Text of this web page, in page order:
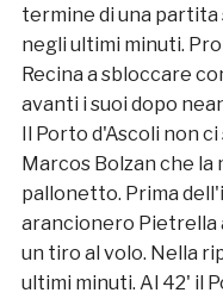
termine di una partita
negli ultimi minuti.
Recina a sbloccare
avanti i suoi dopo
Il Porto d'Ascoli non
Marcos Bolzan che
pallonetto. Prima
arancionero Pietrella
un tiro al volo. Nella
ultimi minuti. Al 42' il